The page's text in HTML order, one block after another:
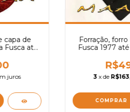
capa de
Fusca até
juros
Forração,
Fusca 1977
3 x de
COMPRAR